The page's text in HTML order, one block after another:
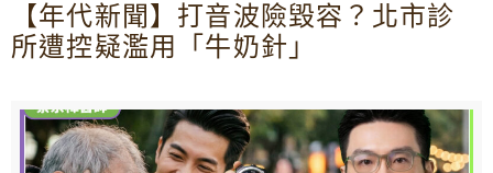
【年代新聞】打音波險毀容？北市診
所遭控疑濫用「牛奶針」